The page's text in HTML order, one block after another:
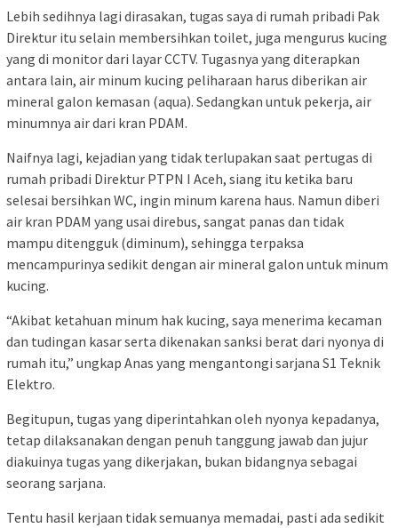
Lebih sedihnya lagi dirasakan, tugas saya di rumah pribadi Pak
Direktur itu selain membersihkan toilet, juga mengurus kucing
yang di monitor dari layar CCTV. Tugasnya yang diterapkan
antara lain, air minum kucing peliharaan harus diberikan air
mineral galon kemasan (aqua). Sedangkan untuk pekerja, air
minumnya air dari kran PDAM.
Naifnya lagi, kejadian yang tidak terlupakan saat pertugas di
rumah pribadi Direktur PTPN I Aceh, siang itu ketika baru
selesai bersihkan WC, ingin minum karena haus. Namun diberi
air kran PDAM yang usai direbus, sangat panas dan tidak
mampu ditengguk (diminum), sehingga terpaksa
mencampurinya sedikit dengan air mineral galon untuk minum
kucing.
“Akibat ketahuan minum hak kucing, saya menerima kecaman
dan tudingan kasar serta dikenakan sanksi berat dari nyonya di
rumah itu,” ungkap Anas yang mengantongi sarjana S1 Teknik
Elektro.
Begitupun, tugas yang diperintahkan oleh nyonya kepadanya,
tetap dilaksanakan dengan penuh tanggung jawab dan jujur
diakuinya tugas yang dikerjakan, bukan bidangnya sebagai
seorang sarjana.
Tentu hasil kerjaan tidak semuanya memadai, pasti ada sedikit